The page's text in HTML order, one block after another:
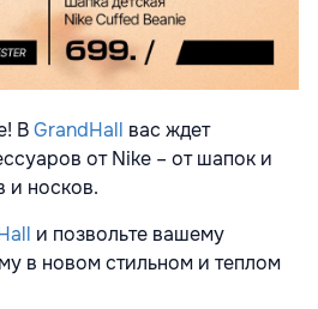
ВGrandHall вас ждет
от Nike – от шапок и
и носков.
и позвольте вашему
в новом стильном и теплом